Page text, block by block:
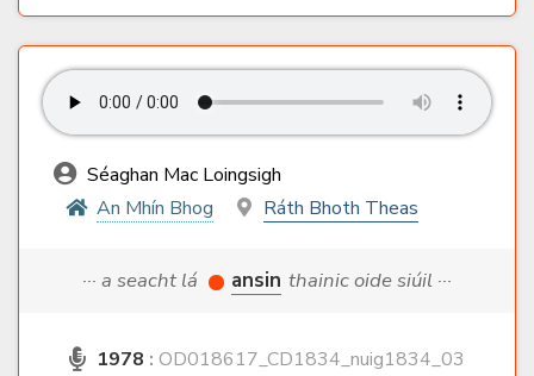
Séaghan Mac Loingsigh
An Mhín Bhog
Ráth Bhoth Theas
··· a seacht lá ansin thainic oide siúil ···
1978 : OD018617_CD1834_nuig1834_03